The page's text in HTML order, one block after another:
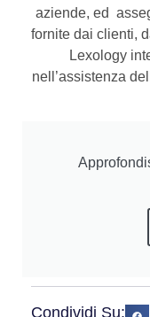
aziende, ed
fornite dai clienti,
Lexology
nell’assistenza
Condividi Su: